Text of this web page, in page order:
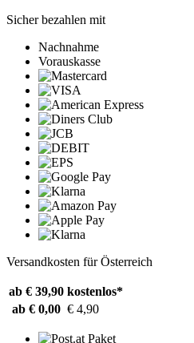
Sicher bezahlen mit
Nachnahme
Vorauskasse
Versandkosten für Österreich
ab € 39,90 kostenlos*
ab € 0,00 € 4,90